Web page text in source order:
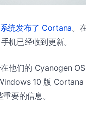
系统发布了 Cortana。
机已经收到更新。
他们的 Cyanogen
10 版 Cortana
要的信息。